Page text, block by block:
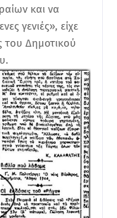
και να
γενιές», είχε
του Δημοτικού